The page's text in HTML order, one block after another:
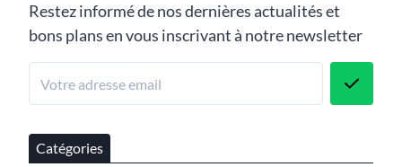
Restez informé de nos dernières actualités et
bons plans en vous inscrivant à notre newsletter
Catégories